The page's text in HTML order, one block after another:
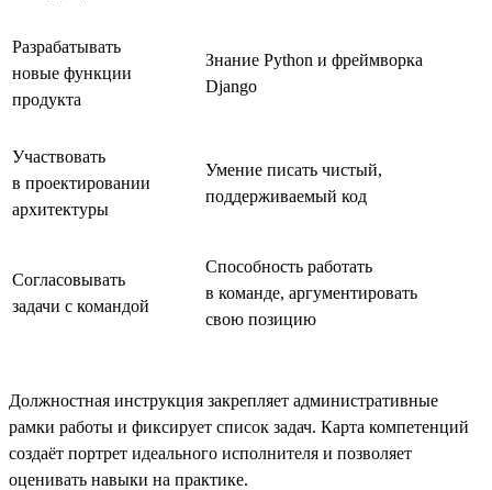
Разрабатывать
новые функции
продукта
Знание Python и фреймворка
Django
Участвовать
в проектировании
архитектуры
Умение писать чистый,
поддерживаемый код
Согласовывать
задачи с командой
Способность работать
в команде, аргументировать
свою позицию
Должностная инструкция закрепляет административные
рамки работы и фиксирует список задач. Карта компетенций
создаёт портрет идеального исполнителя и позволяет
оценивать навыки на практике.